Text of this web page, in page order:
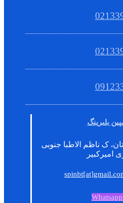
بلبرینگ
ک ناظم الاطبا جنوبی
امیرکبیر
Whatsapp